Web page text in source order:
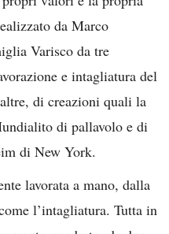
da Marco
Varisco da tre
e intagliatura del
di creazioni quali la
di pallavolo e di
di New York.
lavorata a mano, dalla
l’intagliatura. Tutta in